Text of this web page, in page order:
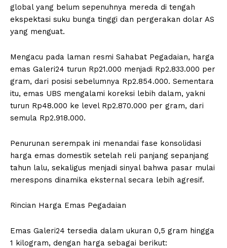
global yang belum sepenuhnya mereda di tengah
ekspektasi suku bunga tinggi dan pergerakan dolar AS
yang menguat.
Mengacu pada laman resmi Sahabat Pegadaian, harga
emas Galeri24 turun Rp21.000 menjadi Rp2.833.000 per
gram, dari posisi sebelumnya Rp2.854.000. Sementara
itu, emas UBS mengalami koreksi lebih dalam, yakni
turun Rp48.000 ke level Rp2.870.000 per gram, dari
semula Rp2.918.000.
Penurunan serempak ini menandai fase konsolidasi
harga emas domestik setelah reli panjang sepanjang
tahun lalu, sekaligus menjadi sinyal bahwa pasar mulai
merespons dinamika eksternal secara lebih agresif.
Rincian Harga Emas Pegadaian
Emas Galeri24 tersedia dalam ukuran 0,5 gram hingga
1 kilogram, dengan harga sebagai berikut: